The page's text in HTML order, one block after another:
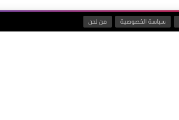
سياسة الخصوصية من نحن